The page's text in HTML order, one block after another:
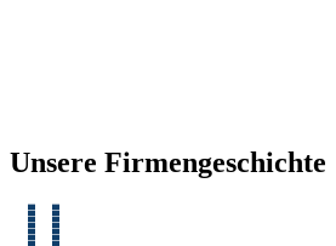
Unsere Firmen­geschichte